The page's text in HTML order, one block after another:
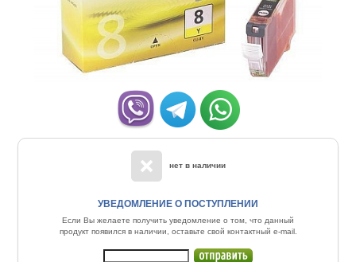
нет в наличии
УВЕДОМЛЕНИЕ О ПОСТУПЛЕНИИ
Если Вы желаете получить уведомление о том, что данный
продукт появился в наличии, оставьте свой контактный e-mail.